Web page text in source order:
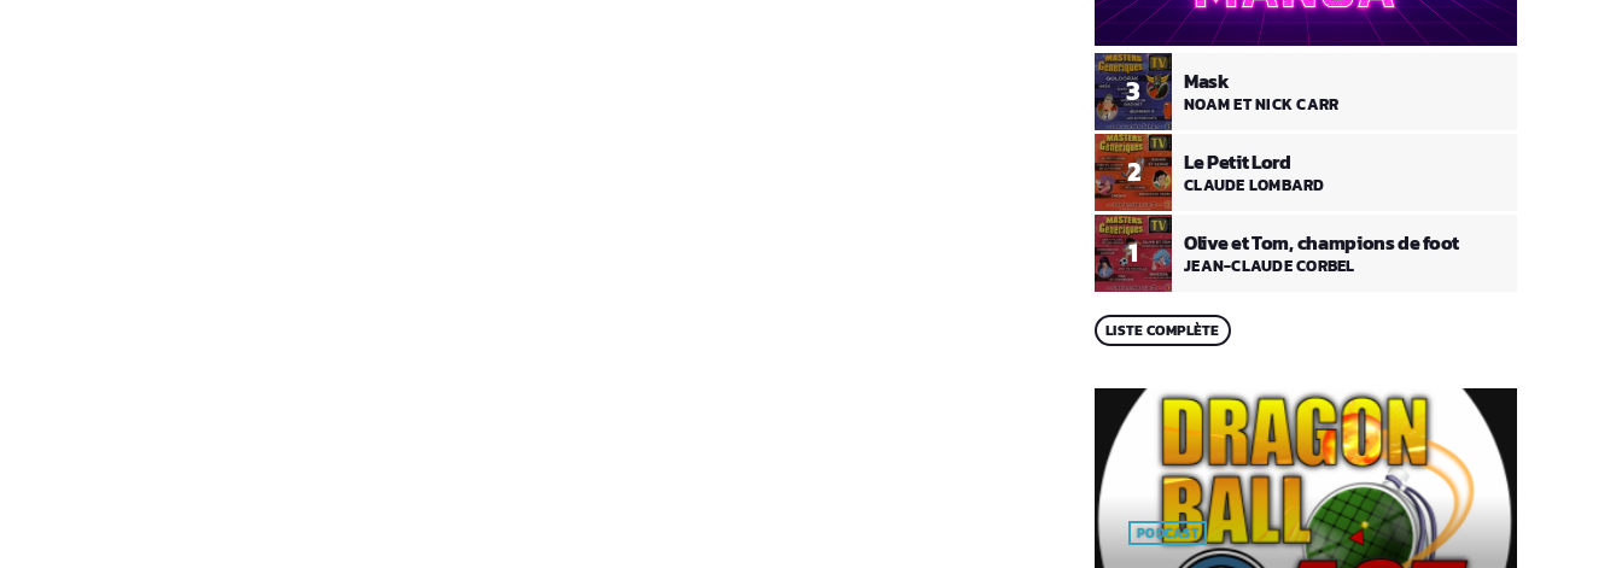
1 Olive et Tom, champions de foot
JEAN-CLAUDE CORBEL
2 Le Petit Lord
CLAUDE LOMBARD
3 Mask
NOAM ET NICK CARR
LISTE COMPLÈTE
PODCAST